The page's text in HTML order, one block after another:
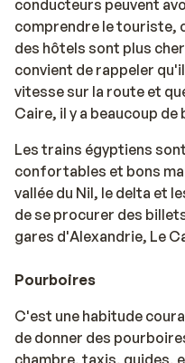
conducteurs peuvent
comprendre le touriste,
des hôtels sont plus
convient de rappeler
vitesse sur la route et
Caire, il y a beaucoup de
Les trains égyptiens
confortables et bons
vallée du Nil, le delta et
de se procurer des
gares d'Alexandrie, Le
Pourboires
C'est une habitude
de donner des
chambre, taxis, guides,